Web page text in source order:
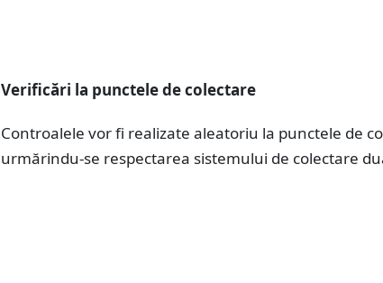
Verificări la punctele de colectare
Controalele vor fi realizate aleatoriu la punctele de
urmărindu-se respectarea sistemului de colectare